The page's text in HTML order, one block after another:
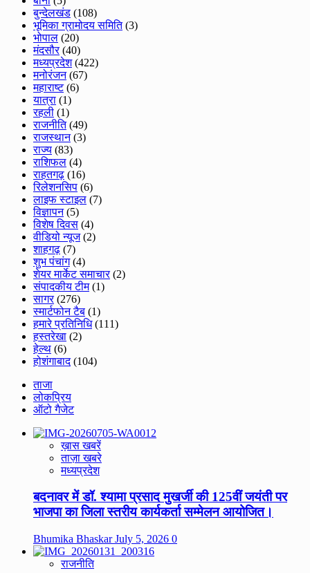
बुन्देलखंड (108)
भूमिका ग्रामोदय समिति(3)
भोपाल (20)
मंदसौर(40)
मध्यप्रदेश(422)
मनोरंजन(67)
महाराष्ट(6)
यात्रा (1)
रहली (1)
राजनीति(49)
राजस्थान(3)
राज्य (83)
राशिफल (4)
राहतगढ़ (16)
रिलेशनसिप (6)
लाइफ स्टाइल (7)
विज्ञापन(5)
विशेष दिवस (4)
वीडियो न्यूज(2)
शाहगढ़ (7)
शुभ पंचांग(4)
शेयर मार्केट समाचार(2)
संपादकीय टीम(1)
सागर(276)
स्मार्टफोन टैब (1)
हमारे प्रतिनिधि(111)
हस्तरेखा (2)
हेल्थ (6)
होशंगाबाद(104)
ताजा
लोकप्रिय
ऑटो गैजेट
ख़ास खबरें
ताज़ा खबरे
मध्यप्रदेश
बदनावर में डॉ. श्यामा प्रसाद मुखर्जी की 125वीं जयंती पर
भाजपा का जिला स्तरीय कार्यकर्ता सम्मेलन आयोजित।
Bhumika BhaskarJuly 5, 2026 0
राजनीति